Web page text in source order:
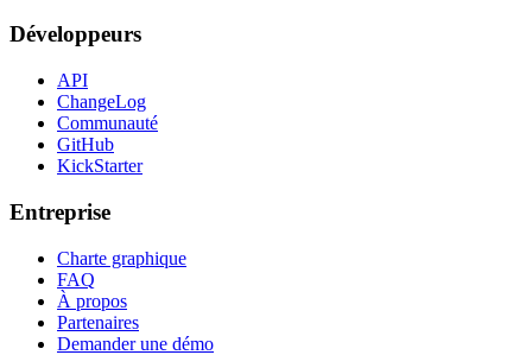
Développeurs
API
ChangeLog
Communauté
GitHub
KickStarter
Entreprise
Charte graphique
FAQ
À propos
Partenaires
Demander une démo